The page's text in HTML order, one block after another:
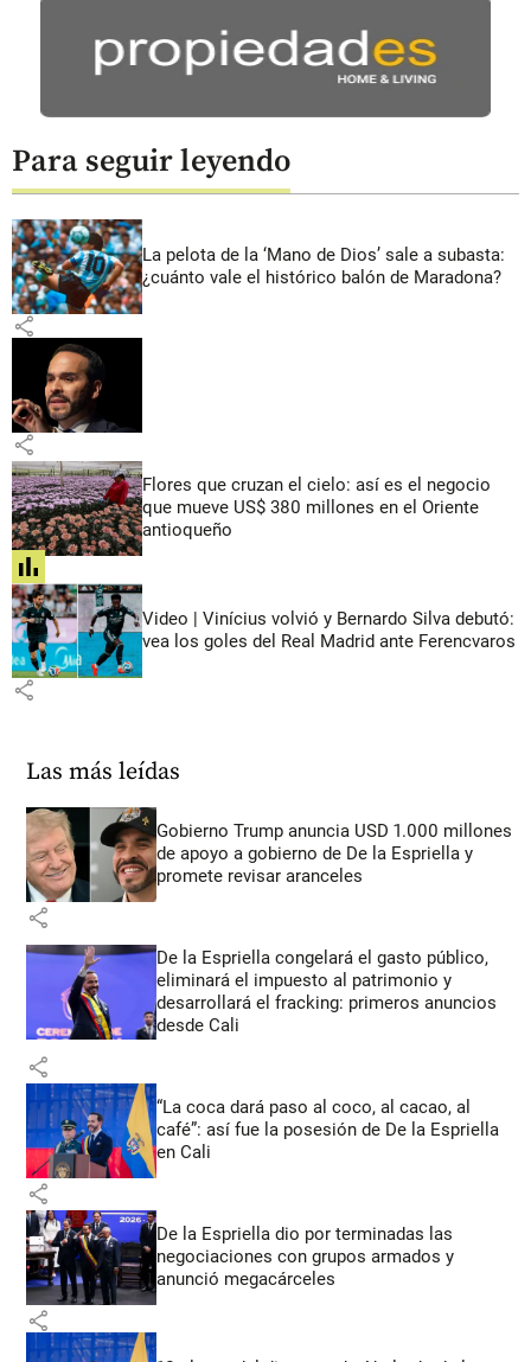
Para seguir leyendo
La pelota de la ‘Mano de Dios’ sale a subasta:
¿cuánto vale el histórico balón de Maradona?
share
share
Flores que cruzan el cielo: así es el negocio
que mueve US$ 380 millones en el Oriente
antioqueño
share
Video | Vinícius volvió y Bernardo Silva debutó:
vea los goles del Real Madrid ante Ferencvaros
share
Las más leídas
Gobierno Trump anuncia USD 1.000 millones
de apoyo a gobierno de De la Espriella y
promete revisar aranceles
share
De la Espriella congelará el gasto público,
eliminará el impuesto al patrimonio y
desarrollará el fracking: primeros anuncios
desde Cali
share
“La coca dará paso al coco, al cacao, al
café”: así fue la posesión de De la Espriella
en Cali
share
De la Espriella dio por terminadas las
negociaciones con grupos armados y
anunció megacárceles
share